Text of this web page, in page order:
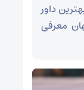
داور
معرفی